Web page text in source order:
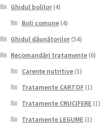
Ghidul bolilor(4)
Boli comune(4)
Ghidul dăunătorilor(54)
Recomandări tratamente (6)
Carențe nutritive(1)
Tratamente CARTOF(1)
Tratamente CRUCIFERE(1)
Tratamente LEGUME(1)